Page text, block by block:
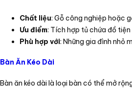
Chất liệu: Gỗ công nghiệp hoặc
Ưu điểm: Tích hợp tủ chứa đồ
Phù hợp với: Những gia đình nhỏ
Bàn Ăn Kéo Dài
Bàn ăn kéo dài là loại bàn có thể mở